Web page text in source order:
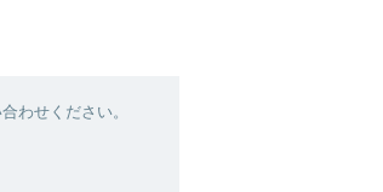
わせください。